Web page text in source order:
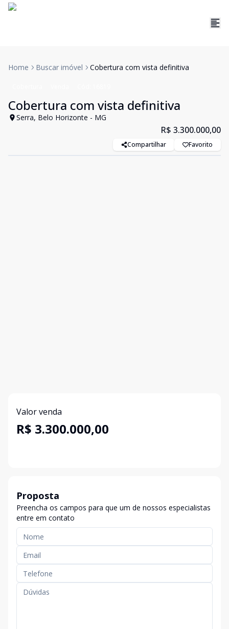
Home Buscar imóvel Cobertura com vista definitiva
Cobertura com vista definitiva
Serra, Belo Horizonte - MG
R$ 3.300.000,00
Compartilhar Favorito
Valor venda
R$ 3.300.000,00
Proposta
Preencha os campos para que um de nossos especialistas
entre em contato